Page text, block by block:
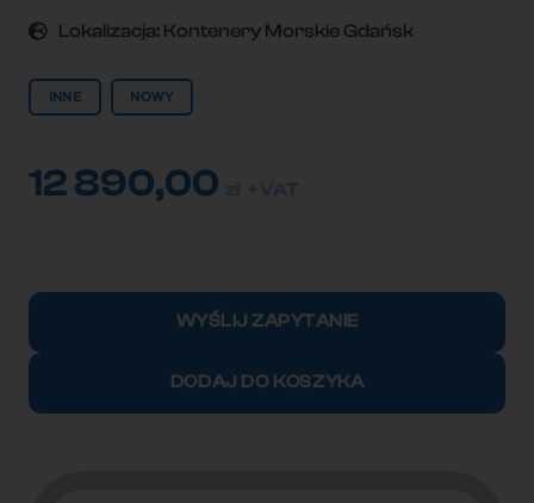
Lokalizacja: Kontenery Morskie Gdańsk
INNE NOWY
12 890,00
morski
(40'HC)
WYŚLIJ ZAPYTANIE
DODAJ DO KOSZYKA